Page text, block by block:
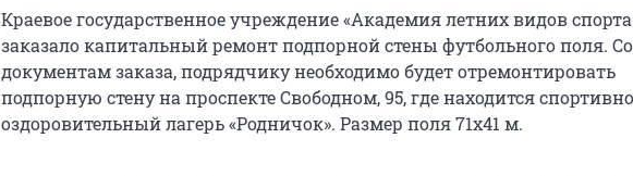
Краевое государственное учреждение «Академия летних видов
заказало капитальный ремонт подпорной стены футбольного поля.
документам заказа, подрядчику необходимо будет отремонтировать
подпорную стену на проспекте Свободном, 95, где находится
оздоровительный лагерь «Родничок». Размер поля 71х41 м.